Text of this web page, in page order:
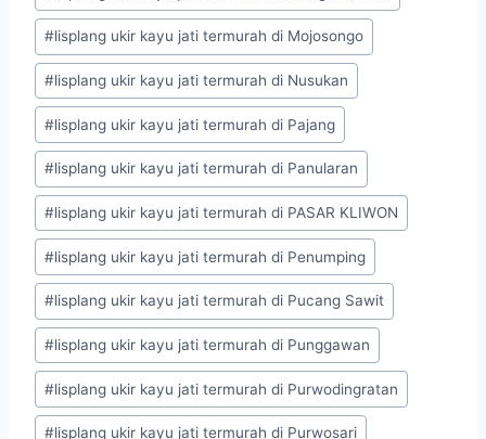
#lisplang ukir kayu jati termurah di Mojosongo
#lisplang ukir kayu jati termurah di Nusukan
#lisplang ukir kayu jati termurah di Pajang
#lisplang ukir kayu jati termurah di Panularan
#lisplang ukir kayu jati termurah di PASAR KLIWON
#lisplang ukir kayu jati termurah di Penumping
#lisplang ukir kayu jati termurah di Pucang Sawit
#lisplang ukir kayu jati termurah di Punggawan
#lisplang ukir kayu jati termurah di Purwodingratan
#lisplang ukir kayu jati termurah di Purwosari